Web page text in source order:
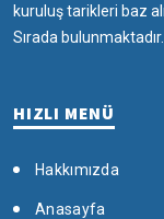
kuruluş tarikleri baz
Sırada bulunmaktadır.
HIZLI MENÜ
Hakkımızda
Anasayfa